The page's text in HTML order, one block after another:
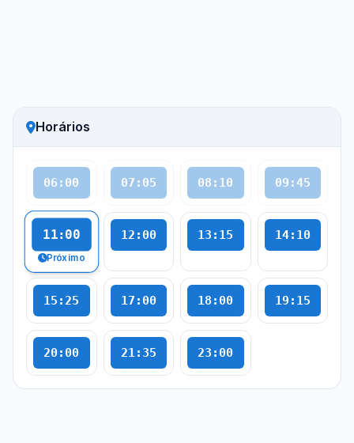
Horários
06:00 07:05 08:10 09:45
11:00
Próximo
12:00 13:15 14:10
15:25 17:00 18:00 19:15
20:00 21:35 23:00